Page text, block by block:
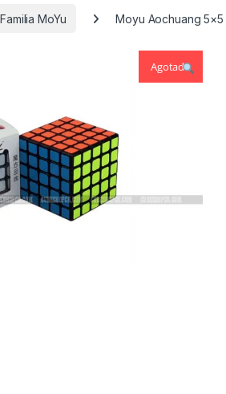
Familia MoYu Moyu Aochuang 5×5
Agotado